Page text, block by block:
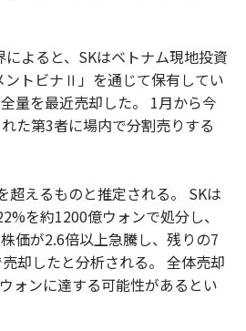
よると、SKはベトナム現地投資
ントビナⅡ」を通じて保有してい
量を最近売却した。 1月から今
た第3者に場内で分割売りする
超えるものと推定される。 SKは
を約1200億ウォンで処分し、
価が2.6倍以上急騰し、残りの7
却したと分析される。 全体売却
ォンに達する可能性があるとい